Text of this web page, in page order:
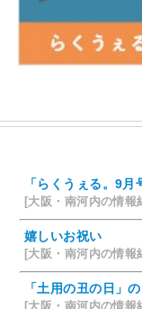
「らくうぇる。9
嬉しいお祝い
「土用の丑の日」